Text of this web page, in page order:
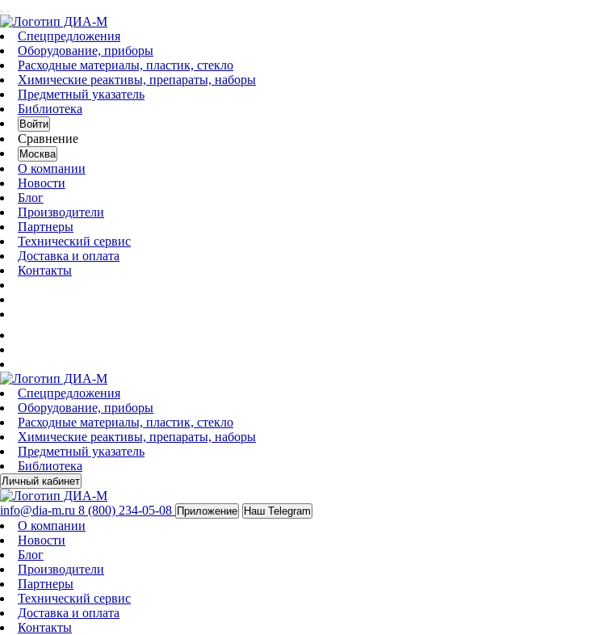
Спецпредложения
Оборудование, приборы
Расходные материалы, пластик, стекло
Химические реактивы, препараты, наборы
Предметный указатель
Библиотека
Войти
Сравнение
Москва
О компании
Новости
Блог
Производители
Партнеры
Технический сервис
Доставка и оплата
Контакты
Спецпредложения
Оборудование, приборы
Расходные материалы, пластик, стекло
Химические реактивы, препараты, наборы
Предметный указатель
Библиотека
Личный кабинет
info@dia-m.ru 8 (800) 234-05-08 Приложение Наш Telegram
О компании
Новости
Блог
Производители
Партнеры
Технический сервис
Доставка и оплата
Контакты